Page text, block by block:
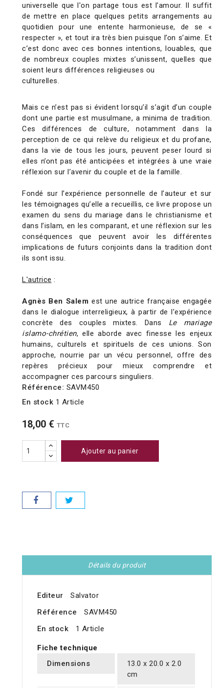
universelle que l'on partage tous est l'amour. Il suffit
de mettre en place quelques petits arrangements au
quotidien pour une entente harmonieuse, de se «
respecter », et tout ira très bien puisque l’on s’aime. Et
c’est donc avec ces bonnes intentions, louables, que
de nombreux couples mixtes s’unissent, quelles que
soient leurs différences religieuses ou
culturelles.
Mais ce n’est pas si évident lorsqu’il s’agit d’un couple
dont une partie est musulmane, a minima de tradition.
Ces différences de culture, notamment dans la
perception de ce qui relève du religieux et du profane,
dans la vie de tous les jours, peuvent peser lourd si
elles n’ont pas été anticipées et intégrées à une vraie
réflexion sur l’avenir du couple et de la famille.
Fondé sur l’expérience personnelle de l’auteur et sur
les témoignages qu’elle a recueillis, ce livre propose un
examen du sens du mariage dans le christianisme et
dans l’islam, en les comparant, et une réflexion sur les
conséquences que peuvent avoir les différentes
implications de futurs conjoints dans la tradition dont
ils sont issu.
L'autrice :
Agnès Ben Salem est une autrice française engagée
dans le dialogue interreligieux, à partir de l’expérience
concrète des couples mixtes. Dans Le mariage
islamo-chrétien, elle aborde avec finesse les enjeux
humains, culturels et spirituels de ces unions. Son
approche, nourrie par un vécu personnel, offre des
repères précieux pour mieux comprendre et
accompagner ces parcours singuliers.
Référence: SAVM450
En stock 1 Article
18,00 € TTC
Ajouter au panier
Détails du produit
Editeur
Salvator
Référence
SAVM450
En stock
1 Article
Fiche technique
Dimensions
13.0 x 20.0 x 2.0
cm